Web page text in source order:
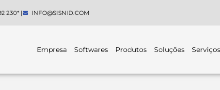
230* | INFO@SISNID.COM
Empresa Softwares Produtos Soluções Serviços